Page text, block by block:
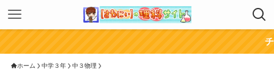
チャンネル
ホーム 中学３年 中３物理